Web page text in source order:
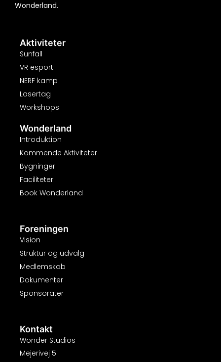
Wonderland.
Aktiviteter
Sunfall
VR esport
NERF kamp
Lasertag
Workshops
Wonderland
Introduktion
Kommende Aktiviteter
Bygninger
Faciliteter
Book Wonderland
Foreningen
Vision
Struktur og udvalg
Medlemskab
Dokumenter
Sponsorater
Kontakt
Wonder Studios
Mejerivej 5